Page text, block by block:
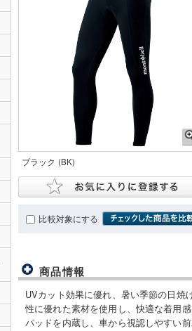
ブラック (BK)
比較対象にする
商品情報
UVカット効果に優れ、暑い季節の日焼
性に優れた素材を使用し、快適な着用
パッドを内蔵し、車から視認しやすい